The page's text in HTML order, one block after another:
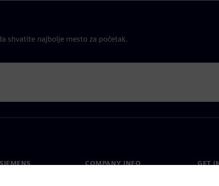
shvatite najbolje mesto za početak.
COMPANY INFO GET